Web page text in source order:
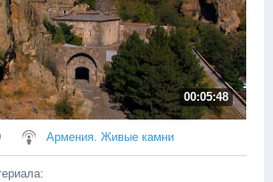
00:05:48
Армения. Живые камни
: